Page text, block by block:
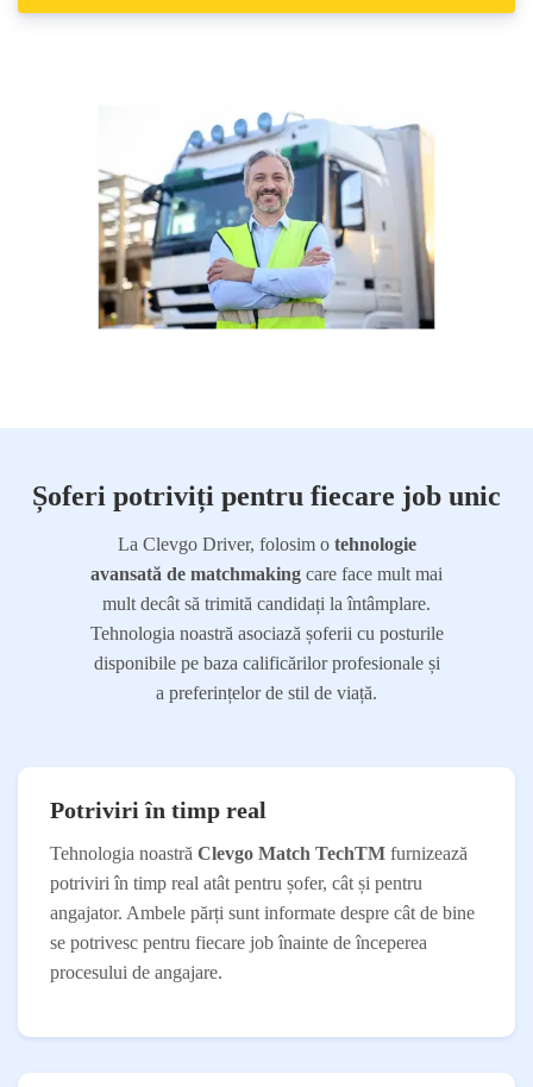
Șoferi potriviți pentru fiecare job unic
La Clevgo Driver, folosim otehnologie
avansată de matchmaking care face mult mai
mult decât să trimită candidați la întâmplare.
Tehnologia noastră asociază șoferii cu posturile
disponibile pe baza calificărilor profesionale și
a preferințelor de stil de viață.
Potriviri în timp real
Tehnologia noastră Clevgo Match TechTM furnizează
potriviri în timp real atât pentru șofer, cât și pentru
angajator. Ambele părți sunt informate despre cât de bine
se potrivesc pentru fiecare job înainte de începerea
procesului de angajare.